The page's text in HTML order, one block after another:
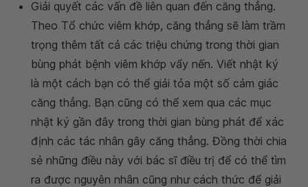
Giải quyết các vấn đề liên quan đến căng thẳng.
Theo Tổ chức viêm khớp, căng thẳng sẽ làm trầm
trọng thêm tất cả các triệu chứng trong thời gian
bùng phát bệnh viêm khớp vẩy nến. Viết nhật ký
là một cách bạn có thể giải tỏa một số cảm giác
căng thẳng. Bạn cũng có thể xem qua các mục
nhật ký gần đây trong thời gian bùng phát để xác
định các tác nhân gây căng thẳng. Đồng thời chia
sẻ những điều này với bác sĩ điều trị để có thể tìm
ra được nguyên nhân cũng như cách thức để giải